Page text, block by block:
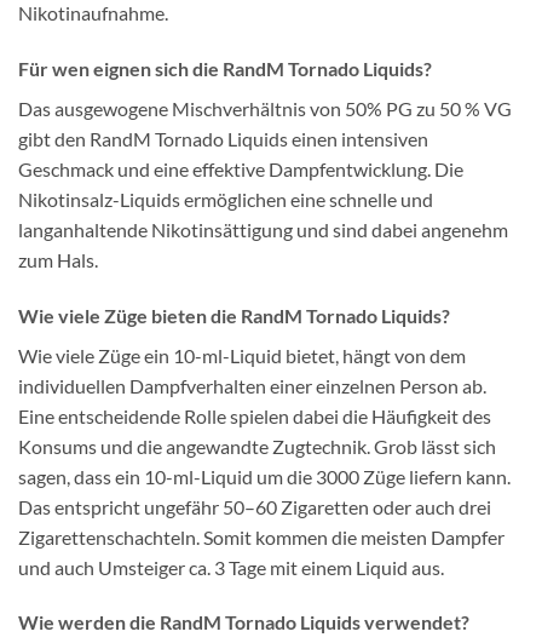
Nikotinaufnahme.
Für wen eignen sich die RandM Tornado Liquids?
Das ausgewogene Mischverhältnis von 50% PG zu 50 % VG
gibt den RandM Tornado Liquids einen intensiven
Geschmack und eine effektive Dampfentwicklung. Die
Nikotinsalz-Liquids ermöglichen eine schnelle und
langanhaltende Nikotinsättigung und sind dabei angenehm
zum Hals.
Wie viele Züge bieten die RandM Tornado Liquids?
Wie viele Züge ein 10-ml-Liquid bietet, hängt von dem
individuellen Dampfverhalten einer einzelnen Person ab.
Eine entscheidende Rolle spielen dabei die Häufigkeit des
Konsums und die angewandte Zugtechnik. Grob lässt sich
sagen, dass ein 10-ml-Liquid um die 3000 Züge liefern kann.
Das entspricht ungefähr 50–60 Zigaretten oder auch drei
Zigarettenschachteln. Somit kommen die meisten Dampfer
und auch Umsteiger ca. 3 Tage mit einem Liquid aus.
Wie werden die RandM Tornado Liquids verwendet?